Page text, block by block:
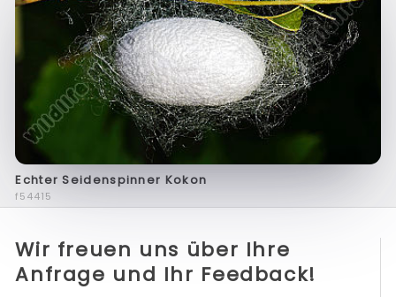
Echter Seidenspinner Kokon
f54415
Wir freuen uns über Ihre
Anfrage und Ihr Feedback!